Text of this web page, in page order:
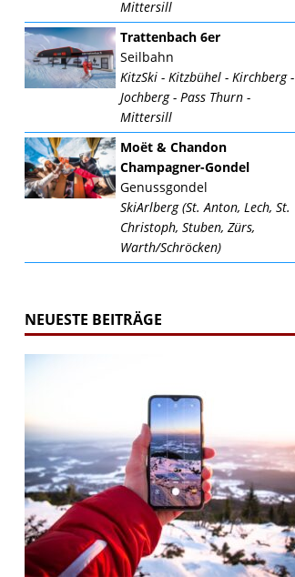
Mittersill
Trattenbach 6er
Seilbahn
KitzSki - Kitzbühel - Kirchberg -
Jochberg - Pass Thurn -
Mittersill
Moët & Chandon
Champagner-Gondel
Genussgondel
SkiArlberg (St. Anton, Lech, St.
Christoph, Stuben, Zürs,
Warth/Schröcken)
NEUESTE BEITRÄGE